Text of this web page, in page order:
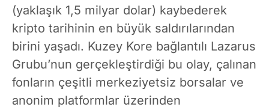
(yaklaşık 1,5 milyar dolar) kaybederek
kripto tarihinin en büyük saldırılarından
birini yaşadı. Kuzey Kore bağlantılı Lazarus
Grubu’nun gerçekleştirdiği bu olay, çalınan
fonların çeşitli merkeziyetsiz borsalar ve
anonim platformlar üzerinden